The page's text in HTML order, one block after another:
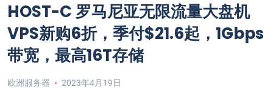
HOST-C 罗马尼亚无限流量大盘机
VPS新购6折，季付$21.6起，1Gbps
带宽，最高16T存储
欧洲服务器 2023年4月19日